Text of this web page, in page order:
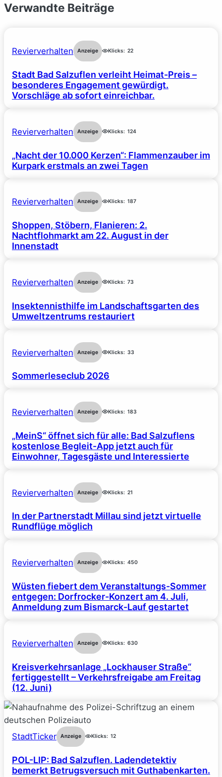
Verwandte Beiträge
Revierverhalten Anzeige Klicks: 22
Stadt Bad Salzuflen verleiht Heimat-Preis –
besonderes Engagement gewürdigt.
Vorschläge ab sofort einreichbar.
Revierverhalten Anzeige Klicks: 124
„Nacht der 10.000 Kerzen“: Flammenzauber im
Kurpark erstmals an zwei Tagen
Revierverhalten Anzeige Klicks: 187
Shoppen, Stöbern, Flanieren: 2.
Nachtflohmarkt am 22. August in der
Innenstadt
Revierverhalten Anzeige Klicks: 73
Insektennisthilfe im Landschaftsgarten des
Umweltzentrums restauriert
Revierverhalten Anzeige Klicks: 33
Sommerleseclub 2026
Revierverhalten Anzeige Klicks: 183
„MeinS“ öffnet sich für alle: Bad Salzuflens
kostenlose Begleit-App jetzt auch für
Einwohner, Tagesgäste und Interessierte
Revierverhalten Anzeige Klicks: 21
In der Partnerstadt Millau sind jetzt virtuelle
Rundflüge möglich
Revierverhalten Anzeige Klicks: 450
Wüsten fiebert dem Veranstaltungs-Sommer
entgegen: Dorfrocker-Konzert am 4. Juli,
Anmeldung zum Bismarck-Lauf gestartet
Revierverhalten Anzeige Klicks: 630
Kreisverkehrsanlage „Lockhauser Straße“
fertiggestellt – Verkehrsfreigabe am Freitag
(12. Juni)
StadtTicker Anzeige Klicks: 12
POL-LIP: Bad Salzuflen. Ladendetektiv
bemerkt Betrugsversuch mit Guthabenkarten.